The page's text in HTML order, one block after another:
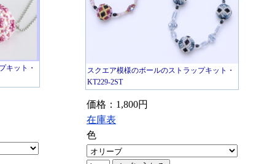
キット・
スクエア模様のボールのストラップキット・
KT229-2ST
価格：1,800円
在庫表
色